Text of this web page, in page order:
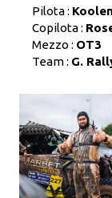
Pilota :
Copilota :
Mezzo : OT3
Team : G.